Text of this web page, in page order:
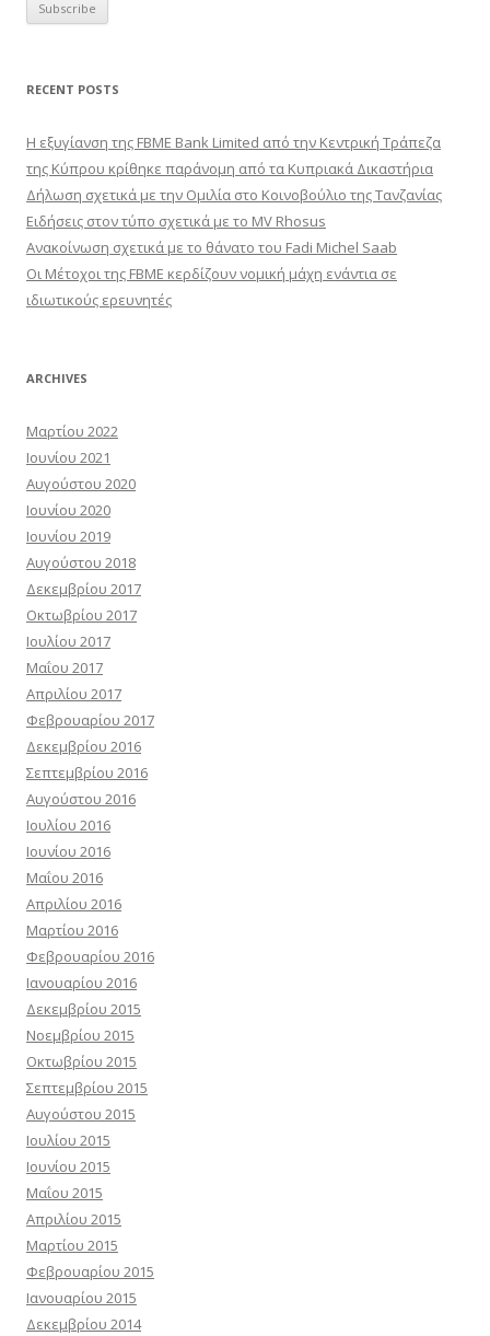
RECENT POSTS
Η εξυγίανση της FBME Bank Limited από την Κεντρική Τράπεζα
της Κύπρου κρίθηκε παράνομη από τα Κυπριακά Δικαστήρια
Δήλωση σχετικά με την Ομιλία στο Κοινοβούλιο της Τανζανίας
Ειδήσεις στον τύπο σχετικά με το MV Rhosus
Ανακοίνωση σχετικά με το θάνατο του Fadi Michel Saab
Οι Μέτοχοι της FBME κερδίζουν νομική μάχη ενάντια σε
ιδιωτικούς ερευνητές
ARCHIVES
Μαρτίου 2022
Ιουνίου 2021
Αυγούστου 2020
Ιουνίου 2020
Ιουνίου 2019
Αυγούστου 2018
Δεκεμβρίου 2017
Οκτωβρίου 2017
Ιουλίου 2017
Μαΐου 2017
Απριλίου 2017
Φεβρουαρίου 2017
Δεκεμβρίου 2016
Σεπτεμβρίου 2016
Αυγούστου 2016
Ιουλίου 2016
Ιουνίου 2016
Μαΐου 2016
Απριλίου 2016
Μαρτίου 2016
Φεβρουαρίου 2016
Ιανουαρίου 2016
Δεκεμβρίου 2015
Νοεμβρίου 2015
Οκτωβρίου 2015
Σεπτεμβρίου 2015
Αυγούστου 2015
Ιουλίου 2015
Ιουνίου 2015
Μαΐου 2015
Απριλίου 2015
Μαρτίου 2015
Φεβρουαρίου 2015
Ιανουαρίου 2015
Δεκεμβρίου 2014